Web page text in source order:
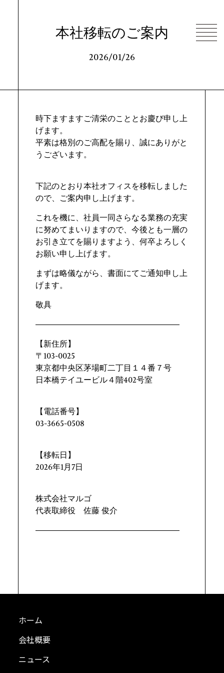
本社移転のご案内
2026/01/26
時下ますますご清栄のこととお慶び申し上
げます。
平素は格別のご高配を賜り、誠にありがと
うございます。
下記のとおり本社オフィスを移転しました
ので、ご案内申し上げます。
これを機に、社員一同さらなる業務の充実
に努めてまいりますので、今後とも一層の
お引き立てを賜りますよう、何卒よろしく
お願い申し上げます。
まずは略儀ながら、書面にてご通知申し上
げます。
敬具
――――――――――――――――――
【新住所】
〒103-0025
東京都中央区茅場町二丁目１４番７号
日本橋テイユービル４階402号室
【電話番号】
03-3665-0508
【移転日】
2026年1月7日
株式会社マルゴ
代表取締役 佐藤 俊介
――――――――――――――――――
ホーム
会社概要
ニュース